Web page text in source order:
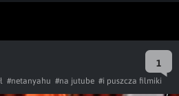
1
#netanyahu #na jutube #i puszcza filmiki